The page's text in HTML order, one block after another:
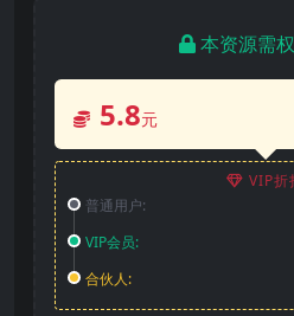
本资源需
5.8元
VIP折
普通用户:
VIP会员:
合伙人: